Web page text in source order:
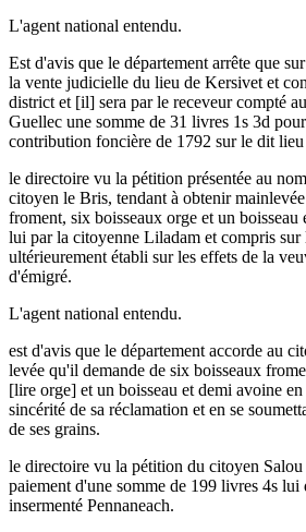
L'agent national entendu.
Est d'avis que le département arrête que
la vente judicielle du lieu de Kersivet et
district et [il] sera par le receveur compté
Guellec une somme de 31 livres 1s 3d
contribution foncière de 1792 sur le dit
le directoire vu la pétition présentée au
citoyen le Bris, tendant à obtenir
froment, six boisseaux orge et un
lui par la citoyenne Liladam et compris sur
ultérieurement établi sur les effets de la
d'émigré.
L'agent national entendu.
est d'avis que le département accorde au
levée qu'il demande de six boisseaux
[lire orge] et un boisseau et demi avoine
sincérité de sa réclamation et en se
de ses grains.
le directoire vu la pétition du citoyen
paiement d'une somme de 199 livres 4s lui
insermenté Pennaneach.